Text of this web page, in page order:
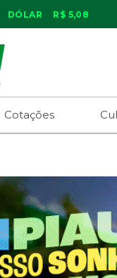
DÓLAR R$ 5,08
Cotações